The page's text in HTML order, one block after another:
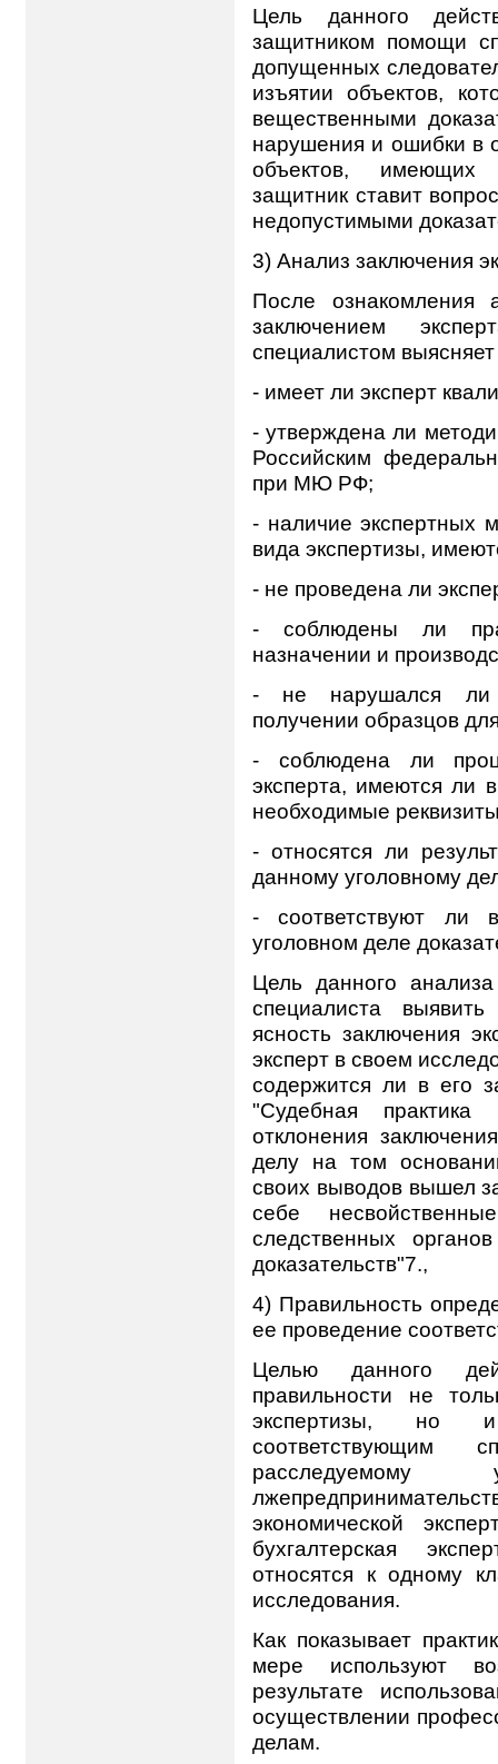
Цель данного
защитником помощи
допущенных
изъятии объектов,
вещественными
нарушения и ошибки в
объектов, имеющих
защитник ставит
недопустимыми
3) Анализ заключения
После ознакомления
заключением
специалистом
- имеет ли эксперт
- утверждена ли
Российским
при МЮ РФ;
- наличие экспертных
вида экспертизы,
- не проведена ли
- соблюдены ли
назначении и
- не нарушался ли
получении образцов
- соблюдена ли
эксперта, имеются ли
необходимые
- относятся ли
данному уголовному
- соответствуют ли
уголовном деле
Цель данного
специалиста
ясность заключения
эксперт в своем
содержится ли в его
"Судебная практика
отклонения
делу на том
своих выводов вышел
себе
следственных
доказательств"7.,
4) Правильность
ее проведение
Целью данного
правильности не
экспертизы, но и
соответствующим
экономической
бухгалтерская
относятся к одному
исследования.
Как показывает
мере используют
результате
осуществлении
делам.